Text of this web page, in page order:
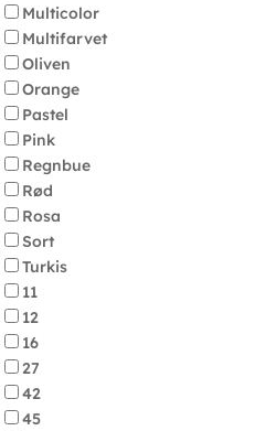
Multicolor
Multifarvet
Oliven
Orange
Pastel
Pink
Regnbue
Rød
Rosa
Sort
Turkis
11
12
16
27
42
45